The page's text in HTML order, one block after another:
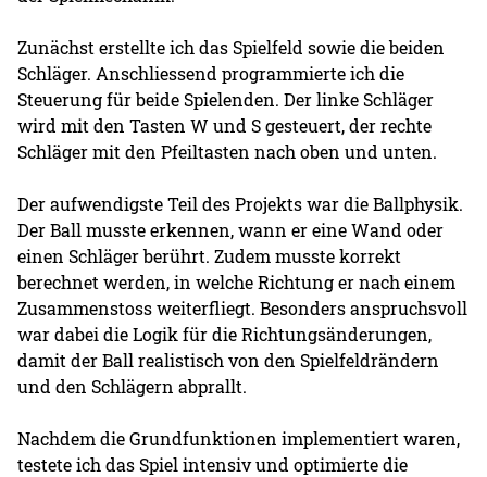
Zunächst erstellte ich das Spielfeld sowie die beiden
Schläger. Anschliessend programmierte ich die
Steuerung für beide Spielenden. Der linke Schläger
wird mit den Tasten W und S gesteuert, der rechte
Schläger mit den Pfeiltasten nach oben und unten.
Der aufwendigste Teil des Projekts war die Ballphysik.
Der Ball musste erkennen, wann er eine Wand oder
einen Schläger berührt. Zudem musste korrekt
berechnet werden, in welche Richtung er nach einem
Zusammenstoss weiterfliegt. Besonders anspruchsvoll
war dabei die Logik für die Richtungsänderungen,
damit der Ball realistisch von den Spielfeldrändern
und den Schlägern abprallt.
Nachdem die Grundfunktionen implementiert waren,
testete ich das Spiel intensiv und optimierte die